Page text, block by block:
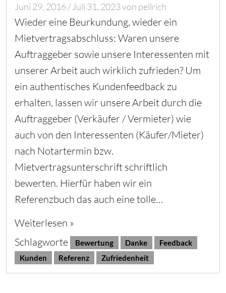
Juni 29, 2016/ Juli 31, 2023von pellrich
Wieder eine Beurkundung, wieder ein
Mietvertragsabschluss: Waren unsere
Auftraggeber sowie unsere Interessenten mit
unserer Arbeit auch wirklich zufrieden? Um
ein authentisches Kundenfeedback zu
erhalten, lassen wir unsere Arbeit durch die
Auftraggeber (Verkäufer / Vermieter) wie
auch von den Interessenten (Käufer/Mieter)
nach Notartermin bzw.
Mietvertragsunterschrift schriftlich
bewerten. Hierfür haben wir ein
Referenzbuch das auch eine tolle…
Weiterlesen »
Schlagworte
Bewertung Danke
Feedback
Kunden
Referenz Zufriedenheit